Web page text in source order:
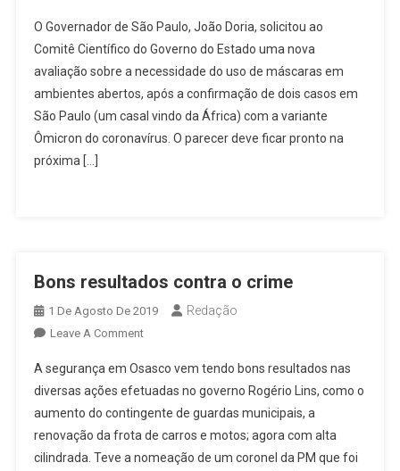
Pede
Novo
Parecer
Do
Comitê
Científico
Da
No
Estado
O Governador de São Paulo, João Doria, solicitou ao
Comitê Científico do Governo do Estado uma nova
avaliação sobre a necessidade do uso de máscaras em
ambientes abertos, após a confirmação de dois casos em
São Paulo (um casal vindo da África) com a variante
Ômicron do coronavírus. O parecer deve ficar pronto na
próxima […]
Bons resultados contra o crime
1 De Agosto De 2019 Redação
Leave A CommentOn
Resultados
Contra
O
Crime
A segurança em Osasco vem tendo bons resultados nas
diversas ações efetuadas no governo Rogério Lins, como o
aumento do contingente de guardas municipais, a
renovação da frota de carros e motos; agora com alta
cilindrada. Teve a nomeação de um coronel da PM que foi